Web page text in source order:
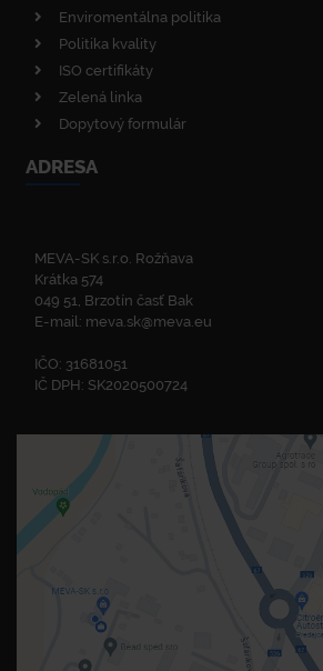
Enviromentálna politika
Politika kvality
ISO certifikáty
Zelená linka
Dopytový formulár
ADRESA
MEVA-SK s.r.o. Rožňava
Krátka 574
049 51, Brzotín časť Bak
E-mail: meva.sk@meva.eu
IČO: 31681051
IČ DPH: SK2020500724